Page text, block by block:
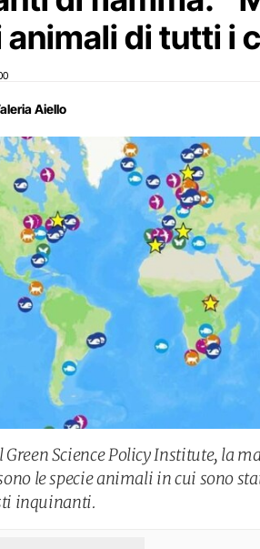
animali di tutti i
Aiello
Green Science Policy Institute, la
le specie animali in cui sono
inquinanti.